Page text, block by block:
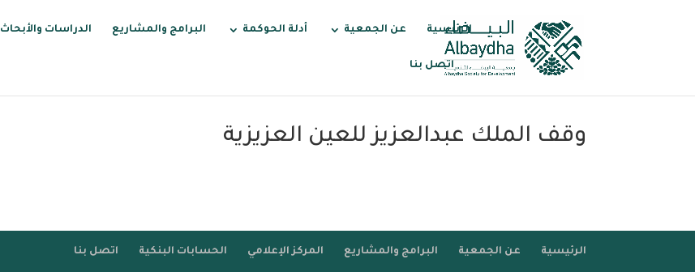
الرئيسية عن الجمعية أدلة الحوكمة البرامج والمشاريع الدراسات والأبحاث
اتصل بنا
وقف الملك عبدالعزيز للعين العزيزية
الرئيسية عن الجمعية البرامج والمشاريع المركز الإعلامي الحسابات البنكية اتصل بنا